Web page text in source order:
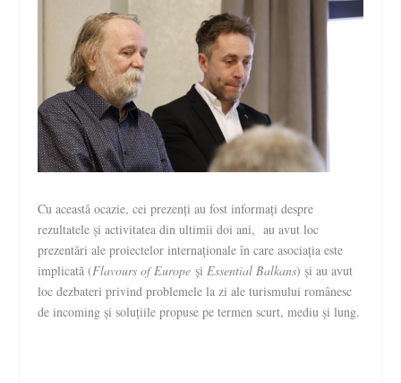
Cu această ocazie, cei prezenți au fost informați despre
rezultatele și activitatea din ultimii doi ani, au avut loc
prezentări ale proiectelor internaționale în care asociația este
implicată (Flavours of Europe și Essential Balkans) și au avut
loc dezbateri privind problemele la zi ale turismului românesc
de incoming și soluțiile propuse pe termen scurt, mediu și lung.